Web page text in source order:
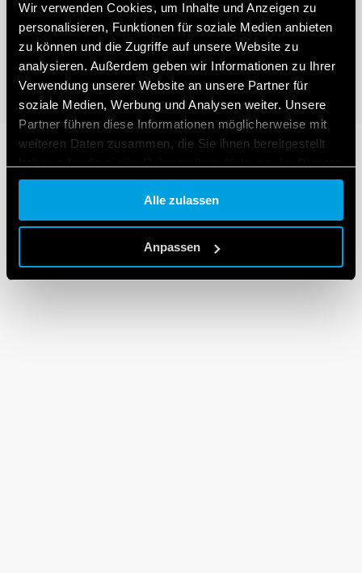
Wir verwenden Cookies, um Inhalte und Anzeigen zu
personalisieren, Funktionen für soziale Medien anbieten
zu können und die Zugriffe auf unsere Website zu
analysieren. Außerdem geben wir Informationen zu Ihrer
Verwendung unserer Website an unsere Partner für
soziale Medien, Werbung und Analysen weiter. Unsere
Partner führen diese Informationen möglicherweise mit
weiteren Daten zusammen, die Sie ihnen bereitgestellt
gesammelt haben.
Cookie policy.
Alle zulassen
Anpassen